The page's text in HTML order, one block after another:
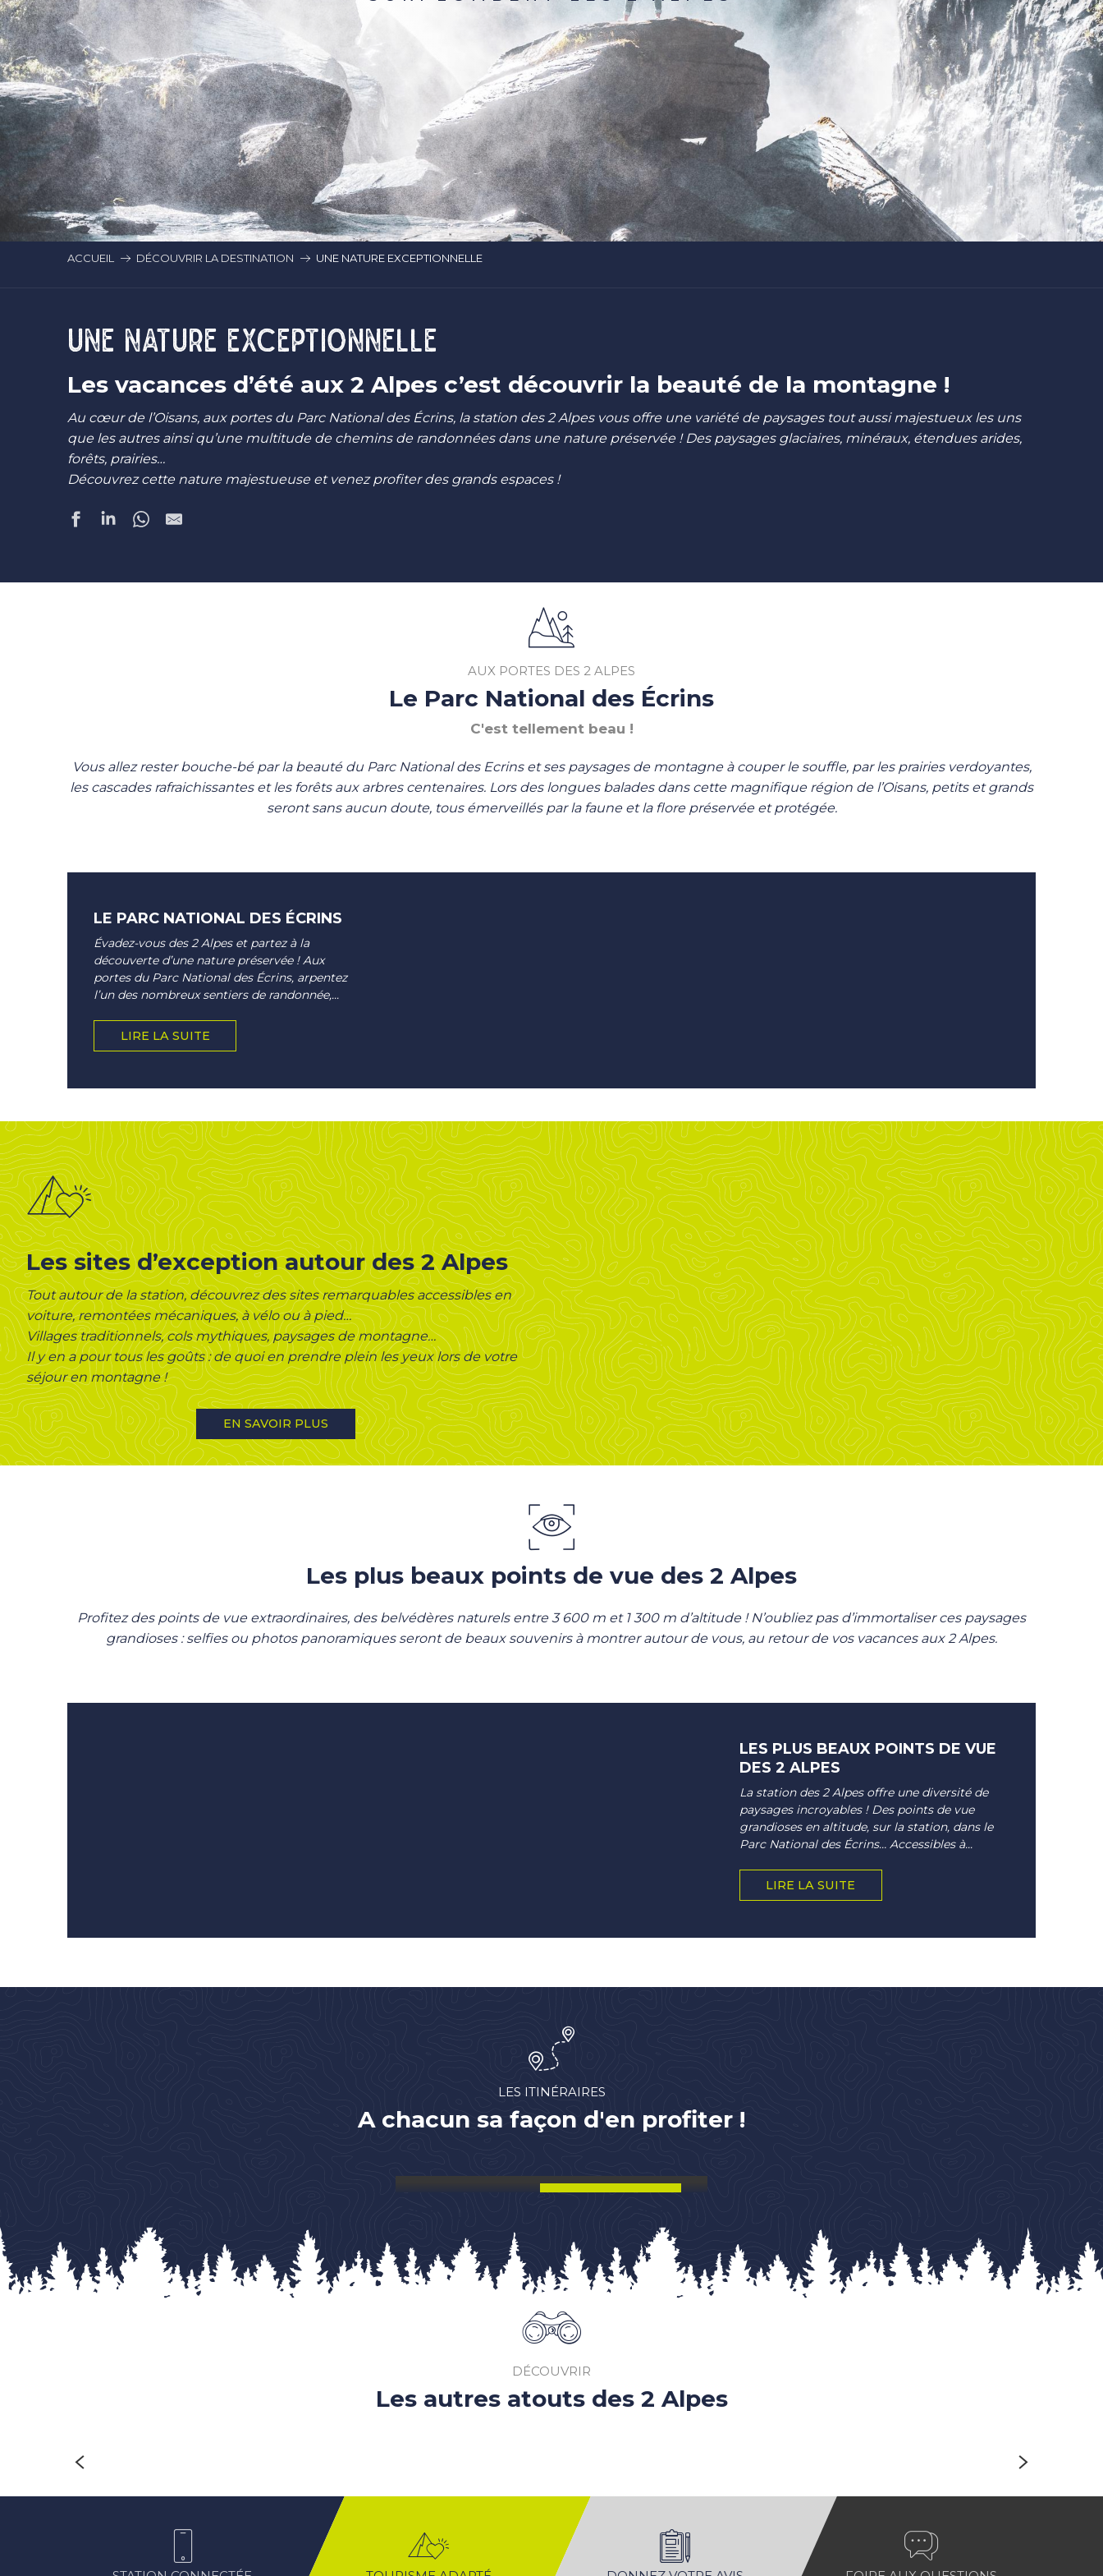
ACCUEIL DÉCOUVRIR LA DESTINATION UNE NATURE EXCEPTIONNELLE
UNE NATURE EXCEPTIONNELLE
Les vacances d’été aux 2 Alpes c’est découvrir la beauté de la montagne !
Au cœur de l’Oisans, aux portes du Parc National des Écrins, la station des 2 Alpes vous offre une variété de paysages tout aussi majestueux les uns
que les autres ainsi qu’une multitude de chemins de randonnées dans une nature préservée ! Des paysages glaciaires, minéraux, étendues arides,
forêts, prairies…
Découvrez cette nature majestueuse et venez profiter des grands espaces !
AUX PORTES DES 2 ALPES
Le Parc National des Écrins
C'est tellement beau !
Vous allez rester bouche-bé par la beauté du Parc National des Ecrins et ses paysages de montagne à couper le souffle, par les prairies verdoyantes,
les cascades rafraichissantes et les forêts aux arbres centenaires. Lors des longues balades dans cette magnifique région de l’Oisans, petits et grands
seront sans aucun doute, tous émerveillés par la faune et la flore préservée et protégée.
LE PARC NATIONAL DES ÉCRINS
Évadez-vous des 2 Alpes et partez à la
découverte d’une nature préservée ! Aux
portes du Parc National des Écrins, arpentez
l’un des nombreux sentiers de randonnée,...
LIRE LA SUITE
Les sites d’exception autour des 2 Alpes
Tout autour de la station, découvrez des sites remarquables accessibles en
voiture, remontées mécaniques, à vélo ou à pied…
Villages traditionnels, cols mythiques, paysages de montagne…
Il y en a pour tous les goûts : de quoi en prendre plein les yeux lors de votre
séjour en montagne !
EN SAVOIR PLUS
Les plus beaux points de vue des 2 Alpes
Profitez des points de vue extraordinaires, des belvédères naturels entre 3 600 m et 1 300 m d’altitude ! N’oubliez pas d’immortaliser ces paysages
grandioses : selfies ou photos panoramiques seront de beaux souvenirs à montrer autour de vous, au retour de vos vacances aux 2 Alpes.
LES PLUS BEAUX POINTS DE VUE
DES 2 ALPES
La station des 2 Alpes offre une diversité de
paysages incroyables ! Des points de vue
grandioses en altitude, sur la station, dans le
Parc National des Écrins… Accessibles à...
LIRE LA SUITE
LES ITINÉRAIRES
A chacun sa façon d'en profiter !
DÉCOUVRIR
Les autres atouts des 2 Alpes